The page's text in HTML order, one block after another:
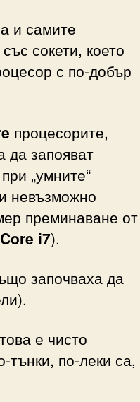
и самите
сокети, което
с по-добър
процесорите,
да запояват
„умните“
невъзможно
преминаване от
Core i7).
започваха да
е чисто
тънки, по-леки са,